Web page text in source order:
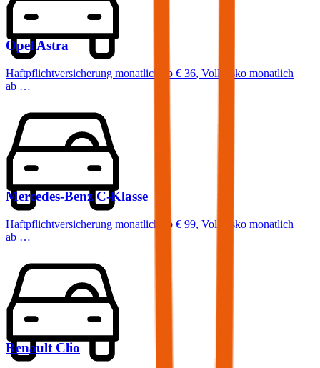
Opel Astra
Haftpflichtversicherung monatlich ab € 36, Vollkasko monatlich
ab …
Mercedes-Benz C-Klasse
Haftpflichtversicherung monatlich ab € 99, Vollkasko monatlich
ab …
Renault Clio